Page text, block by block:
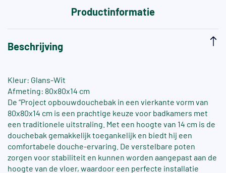
Productinformatie
Beschrijving
Kleur: Glans-Wit
Afmeting: 80x80x14 cm
De “Project opbouwdouchebak in een vierkante vorm van
80x80x14 cm is een prachtige keuze voor badkamers met
een traditionele uitstraling. Met een hoogte van 14 cm is de
douchebak gemakkelijk toegankelijk en biedt hij een
comfortabele douche-ervaring. De verstelbare poten
zorgen voor stabiliteit en kunnen worden aangepast aan de
hoogte van de vloer, waardoor een perfecte installatie